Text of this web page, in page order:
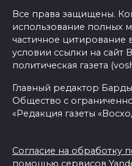
Все права защищены.
использование полных
частичное
условии ссылки на
политическая газета
Главный редактор
Общество с
«Редакция газеты
Согласие на обработку
помощью сервисов